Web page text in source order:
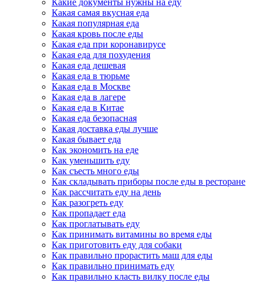
Какая самая вкусная еда
Какая популярная еда
Какая кровь после еды
Какая еда при коронавирусе
Какая еда для похудения
Какая еда дешевая
Какая еда в тюрьме
Какая еда в Москве
Какая еда в лагере
Какая еда в Китае
Какая еда безопасная
Какая доставка еды лучше
Какая бывает еда
Как экономить на еде
Как уменьшить еду
Как съесть много еды
Как складывать приборы после еды в ресторане
Как рассчитать еду на день
Как разогреть еду
Как пропадает еда
Как проглатывать еду
Как принимать витамины во время еды
Как приготовить еду для собаки
Как правильно прорастить маш для еды
Как правильно принимать еду
Как правильно класть вилку после еды